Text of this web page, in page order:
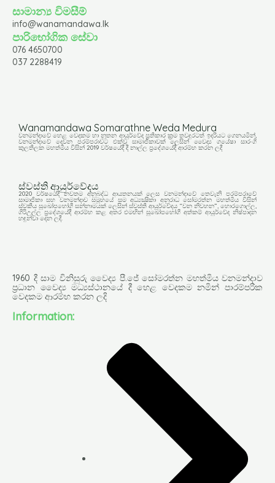
සාමාන්‍ය විමසීම්
info@wanamandawa.lk
පාරිභෝගික සේවා
076 4650700
037 2288419
Wanamandawa Somarathne Weda Medura
වනමන්දාවේ හෙළ වෙදකම හා නූතන ආයුර්වේද ප්‍රතිකාර ක්‍රම තවදුරටත් ඉදරියට ගෙනයමින්,
වනමන්දාවේ දෙවන පරම්පරාවට එක්වූ සාමාජිකාවක් ලෙසින් වෛද්‍ය ගයේෂා සාරංගි
කුලතිලක මහත්මිය විසින් 2019 වර්ෂයේදී දී නාල්ල ප්‍රදේශයේදී ආරම්භ කරන ලදී
ස්වස්ති ආයුර්වේදය
2020 වර්ෂයේදී නවතම අනුබද්ධ ආයතනයක් ලෙස වනමන්දාවේ තෙවැනි පරම්පරාවේ
සාමාජිකා සහ වනමන්දාව සමූහයේ සම අධ්‍යක්‍ෂිකා අනුරාධ සෝමරත්න මහත්මිය විසින්
ස්වකීය සුඛෝපභෝගී සන්නාමයක් ලෙසින් ස්වස්ති ආයුර්වේදය “වන නිවහන”, හොරගොල්ල,
ගිරිඋල්ල ප්‍රදේශයේදී ආරම්භ කළ අතර එමඟින් සුඛෝපභෝගී අත්කම් ආයුර්වේද නිෂ්පාදන
හඳුන්වා දෙන ලදී.
1960 දී සාම විනිසුරු වෛද්‍ය පී.ජේ සෝමරත්න මහත්මිය වනමන්දාව
ප්‍රධාන වෛද්‍ය මධ්‍යස්ථානයේ දී හෙළ වෙදකම නමින් පාරම්පරික
වෙදකම ආරම්භ කරන ලදි
Information: